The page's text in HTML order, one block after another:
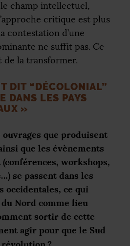
le champ intellectuel,
critique est plus
contestation d’une
ne suffit pas. Ce
de la transformer.
DIT “DÉCOLONIAL”
DANS LES PAYS
»
ouvrages que produisent
que les évènements
workshops,
se passent dans les
occidentales, ce qui
Nord comme lieu
sortir de cette
agir pour que le Sud